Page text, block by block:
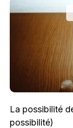
La possibilité
possibilité)